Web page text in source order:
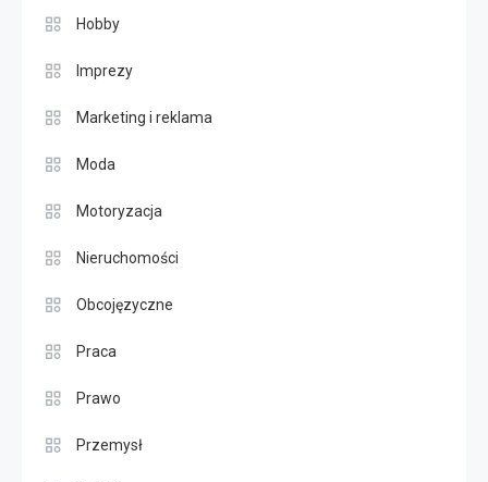
Hobby
Imprezy
Marketing i reklama
Moda
Motoryzacja
Nieruchomości
Obcojęzyczne
Praca
Prawo
Przemysł